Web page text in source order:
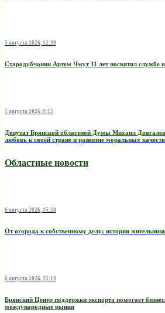
5 августа 2026, 12:39
Стародубчанин Артем Чмут 11 лет посвятил службе
5 августа 2026, 9:15
Депутат Брянской областной Думы Михаил
любовь к своей стране и развитие моральных
Областные новости
6 августа 2026, 15:24
От огорода к собственному делу: история
6 августа 2026, 15:13
Брянский Центр поддержки экспорта помогает
международные рынки